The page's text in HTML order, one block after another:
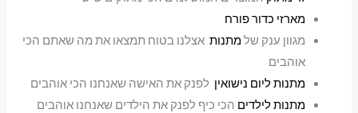
מארזי כדור פורח
מגוון ענק שלמתנות אצלנו בטוח תמצאו את מה שאתם הכי
אוהבים
מתנות ליום נישואין לפנק את האישה שאנחנו הכי אוהבים
מתנות לילדים הכי כיף לפנק את הילדים שאנחנו אוהבים